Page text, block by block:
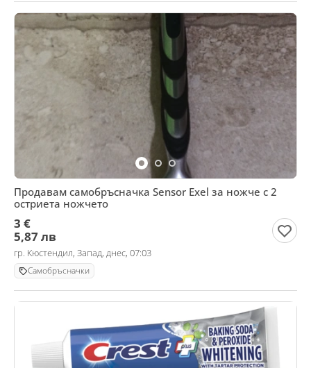
Продавам самобръсначка Sensor Exel за ножче с 2
остриета ножчето
3 €
5,87 лв
гр. Кюстендил, Запад, днес, 07:03
Самобръсначки